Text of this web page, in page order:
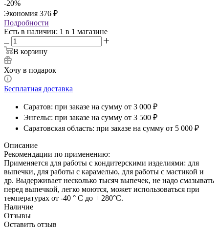
-20%
Экономия 376 ₽
Подробности
Есть в наличии: 1 в 1 магазине
В корзину
Хочу в подарок
Бесплатная доставка
Саратов: при заказе на сумму от 3 000 ₽
Энгельс: при заказе на сумму от 3 500 ₽
Саратовская область: при заказе на сумму от 5 000 ₽
Описание
Рекомендации по применению:
Применяется для работы с кондитерскими изделиями: для
выпечки, для работы с карамелью, для работы с мастикой и
др. Выдерживает несколько тысяч выпечек, не надо смазывать
перед выпечкой, легко моются, может использоваться при
температурах от -40 ° C до + 280°C.
Наличие
Отзывы
Оставить отзыв